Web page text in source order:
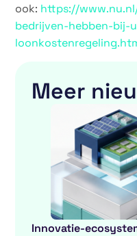
ook: https://
bedrijven-hebben-bij-
Meer
Innovatie-